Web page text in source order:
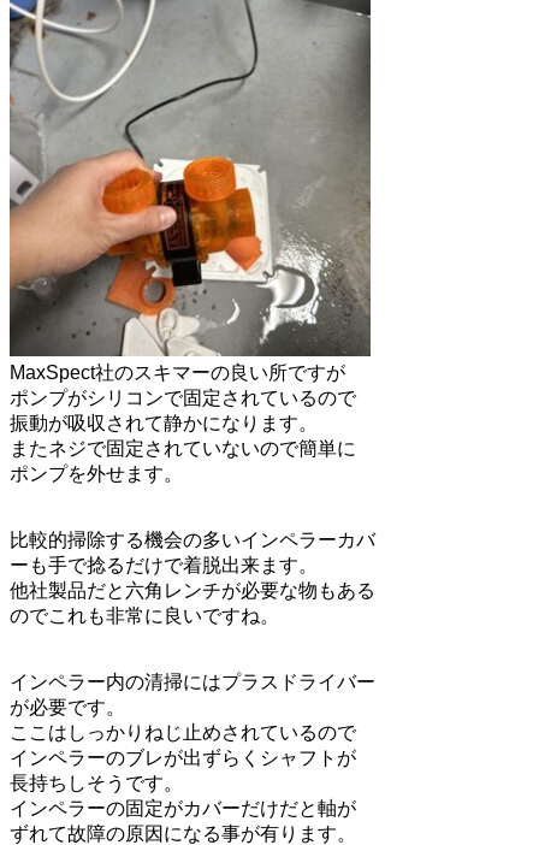
MaxSpect社のスキマーの良い所ですが
ポンプがシリコンで固定されているので
振動が吸収されて静かになります。
またネジで固定されていないので簡単に
ポンプを外せます。
比較的掃除する機会の多いインペラーカバ
ーも手で捻るだけで着脱出来ます。
他社製品だと六角レンチが必要な物もある
のでこれも非常に良いですね。
インペラー内の清掃にはプラスドライバー
が必要です。
ここはしっかりねじ止めされているので
インペラーのブレが出ずらくシャフトが
長持ちしそうです。
インペラーの固定がカバーだけだと軸が
ずれて故障の原因になる事が有ります。